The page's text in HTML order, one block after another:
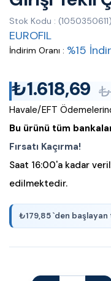
Stok Kodu (1050350611)
EUROFIL
İndirim Oranı : %15
₺1.618,69
Havale/EFT
Bu ürünü tüm
Fırsatı Kaçırma!
Saat 16:00'a kadar
edilmektedir.
₺179,85`den